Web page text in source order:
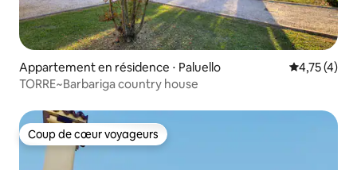
Appartement en résidence ⋅ Paluello Évaluation
4,75 (4)
TORRE~Barbariga country house
Coup de cœur voyageurs
Coup de cœur voyageurs